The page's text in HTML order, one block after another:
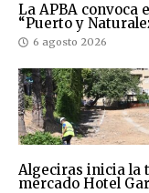
La APBA convoca
“Puerto y
6 agosto 2026
Algeciras inicia la
mercado Hotel